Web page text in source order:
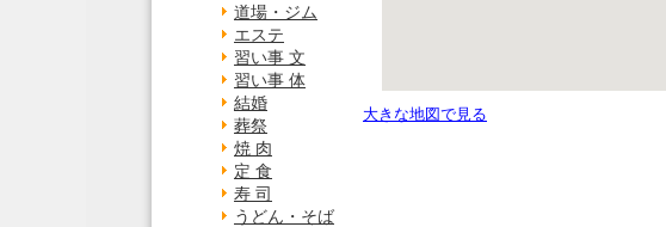
道場・ジム
エステ
習い事 文
習い事 体
結婚
葬祭
焼 肉
定 食
寿 司
うどん・そば
大きな地図で見る